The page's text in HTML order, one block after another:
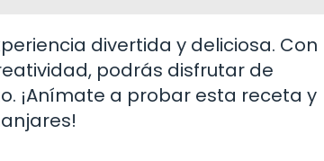
divertida y deliciosa. Con
podrás disfrutar de
¡Anímate a probar esta receta y